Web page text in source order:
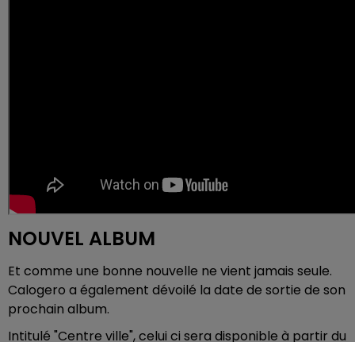
NOUVEL ALBUM
Et comme une bonne nouvelle ne vient jamais seule.
Calogero a également dévoilé la date de sortie de son
prochain album.
Intitulé "Centre ville", celui ci sera disponible à partir du